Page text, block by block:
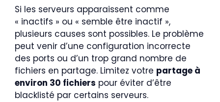
Si les serveurs apparaissent comme
« inactifs » ou « semble être inactif »,
plusieurs causes sont possibles. Le problème
peut venir d’une configuration incorrecte
des ports ou d’un trop grand nombre de
fichiers en partage. Limitez votre partage à
environ 30 fichiers pour éviter d’être
blacklisté par certains serveurs.